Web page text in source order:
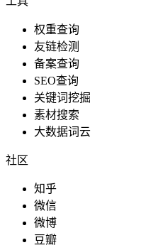
权重查询
友链检测
备案查询
SEO查询
关键词挖掘
素材搜索
大数据词云
社区
知乎
微信
微博
豆瓣